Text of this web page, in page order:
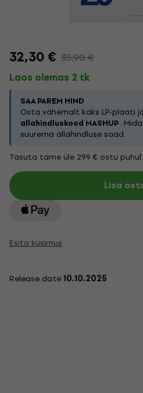
32,30 € 35,90 €
Laos olemas 2 tk
SAA PAREM HIND
Osta vähemalt kaks LP-plaati
allahindluskood MASHUP.
suurema allahindluse saad.
Tasuta tarne üle 299 € ostu puhul.
Lisa
Esita küsimus
Release date10.10.2025